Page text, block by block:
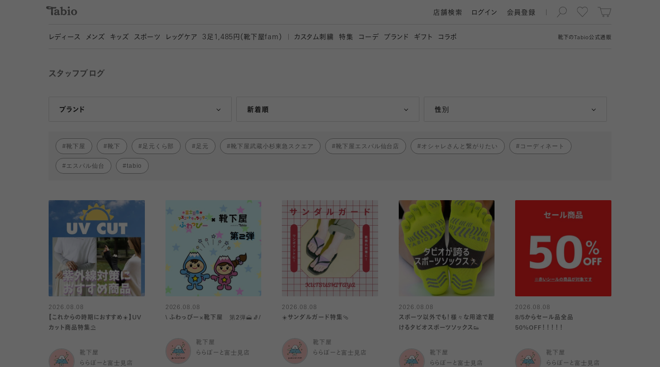
靴下の Tabio公式通販
店舗検索 ログイン 会員登録
レディース メンズ キッズ スポーツ レッグケア 3 足1,485円（靴下屋fam） カスタム刺繍 特集 コーデ ブランド ギフト コラボ
スタッフブログ
ブランド
Tabio 新着順
人気ランキング順 性別
女性
靴下屋 靴下 足元くら部 足元 靴下屋武蔵小杉東急スクエア 靴下屋エスパル仙台店 オシャレさんと繋がりたい コーディネート
エスパル仙台 tabio
2026.08.08
【これからの時期におすすめ☀️】UV
カット商品特集⛱️
靴下屋
ららぽーと富士見店
2026.08.08
\ ふわっぴー×靴下屋 第2弾🗻🧦/
靴下屋
ららぽーと富士見店
2026.08.08
☀️サンダルガード特集🩴
靴下屋
ららぽーと富士見店
2026.08.08
スポーツ以外でも！様々な用途で履
けるタビオスポーツソックス👟
靴下屋
ららぽーと富士見店
2026.08.08
8/5からセール品全品
50%OFF！！！！！
靴下屋
ららぽーと富士見店